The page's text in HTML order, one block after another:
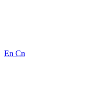
En Cn